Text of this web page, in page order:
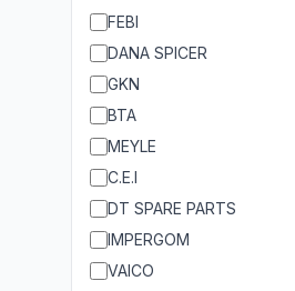
FEBI
DANA SPICER
GKN
BTA
MEYLE
C.E.I
DT SPARE PARTS
IMPERGOM
VAICO